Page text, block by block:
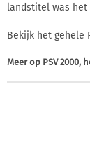
landstitel was het
Bekijk het gehele
Meer op PSV 2000,